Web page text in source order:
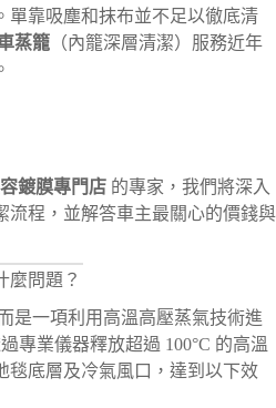
單靠吸塵和抹布並不足以徹底清
蒸籠 （內籠深層清潔）服務近年
鍍膜專門店 的專家，我們將深入
流程，並解答車主最關心的價錢與
麼問題？
是一項利用高溫高壓蒸氣技術進
專業儀器釋放超過 100°C 的高溫
毯底層及冷氣風口，達到以下效